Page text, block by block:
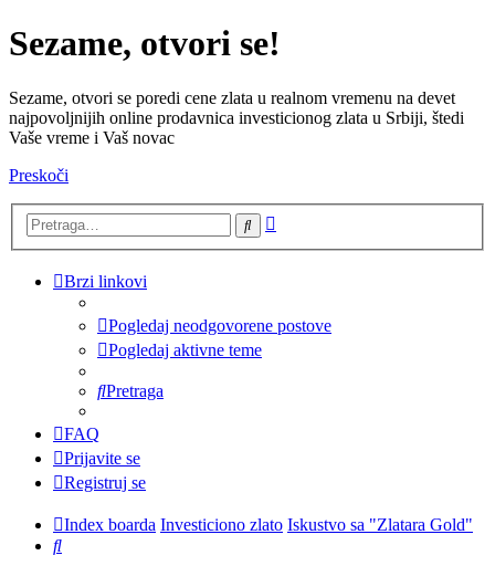
Sezame, otvori se!
Sezame, otvori se poredi cene zlata u realnom vremenu na devet
najpovoljnijih online prodavnica investicionog zlata u Srbiji, štedi
Vaše vreme i Vaš novac
Preskoči
Pretraga
Brzi linkovi
Pogledaj neodgovorene postove
Pogledaj aktivne teme
Pretraga
FAQ
Prijavite se
Registruj se
Index boarda Investiciono zlato Iskustvo sa "Zlatara Gold"
Pretraga